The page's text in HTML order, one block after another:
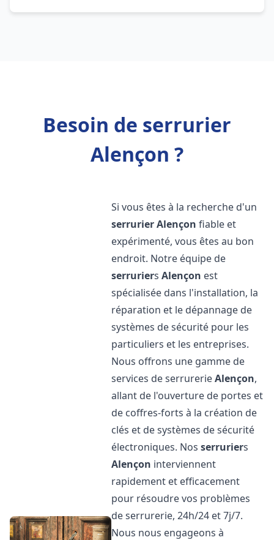
Besoin de serrurier
Alençon ?
Si vous êtes à la recherche d'un
serrurierAlençon fiable et
expérimenté, vous êtes au bon
endroit. Notre équipe de
serruriersAlençon est
spécialisée dans l'installation, la
réparation et le dépannage de
systèmes de sécurité pour les
particuliers et les entreprises.
Nous offrons une gamme de
services de serrurerieAlençon,
allant de l'ouverture de portes et
de coffres-forts à la création de
clés et de systèmes de sécurité
électroniques. Nosserruriers
Alençon interviennent
rapidement et efficacement
pour résoudre vos problèmes
de serrurerie, 24h/24 et 7j/7.
Nous nous engageons à